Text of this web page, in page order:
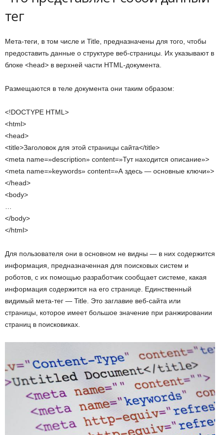
тег
Мета-теги, в том числе и Title, предназначены для того, чтобы
предоставить данные о структуре веб-страницы. Их указывают в
блоке <head> в верхней части HTML-документа.
Размещаются в теле документа они таким образом:
<!DOCTYPE HTML>
<html>
<head>
<title>Заголовок для этой страницы сайта</title>
<meta name=»description» content=»Тут находится описание»>
<meta name=»keywords» content=»А здесь — основные ключи»>
</head>
<body>
</body>
</html>
Для пользователя они в основном не видны — в них содержится
информация, предназначенная для поисковых систем и
роботов, с их помощью разработчик сообщает системе, какая
информация содержится на его странице. Единственный
видимый мета-тег — Title. Это заглавие веб-сайта или
страницы, которое имеет большое значение при ранжировании
страниц в поисковиках.